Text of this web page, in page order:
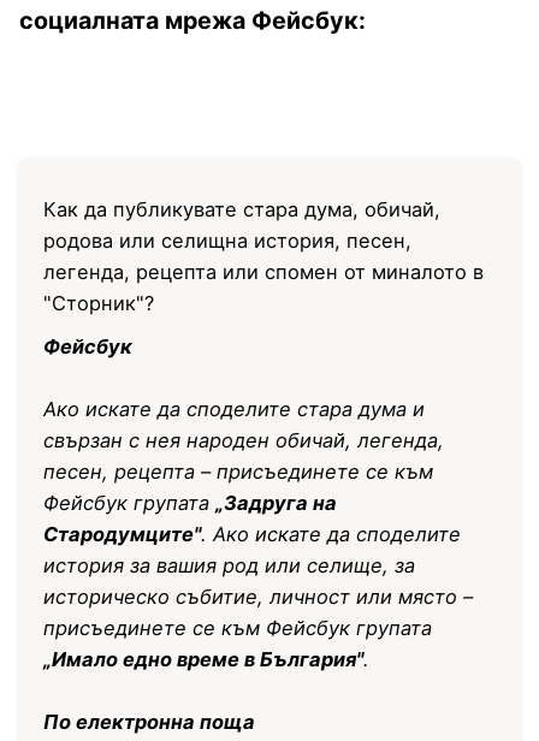
социалната мрежа Фейсбук:
Как да публикувате стара дума, обичай,
родова или селищна история, песен,
легенда, рецепта или спомен от миналото в
"Сторник"?
Фейсбук
Ако искате да споделите стара дума и
свързан с нея народен обичай, легенда,
песен, рецепта – присъединете се към
Фейсбук групата „Задруга на
Стародумците". Ако искате да споделите
история за вашия род или селище, за
историческо събитие, личност или място –
присъединете се към Фейсбук групата
„Имало едно време в България".
По електронна поща